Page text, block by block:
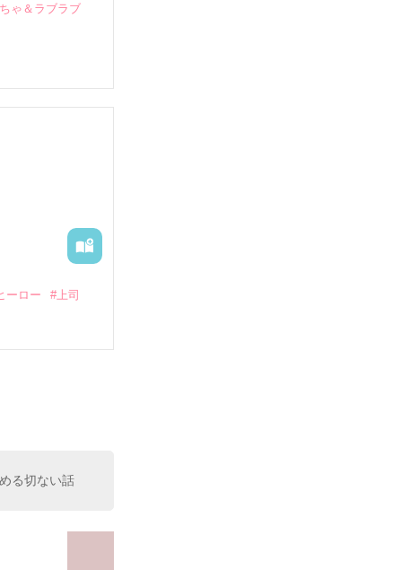
ゃ＆ラブラブ
閥御曹司に
影恭司その
れた上、二
ーロー #上司
居まで提案
る切ない話